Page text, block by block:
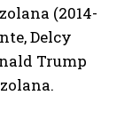
(2014-
Delcy
Trump